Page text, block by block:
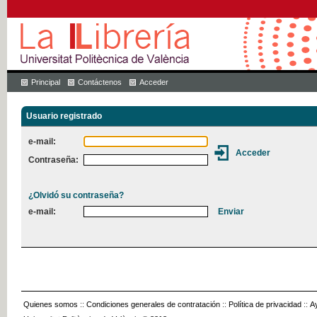
Principal Contáctenos Acceder
Usuario registrado
e-mail:
Contraseña:
¿Olvidó su contraseña?
e-mail:
Quienes somos :: Condiciones generales de contratación :: Política de privacidad ::